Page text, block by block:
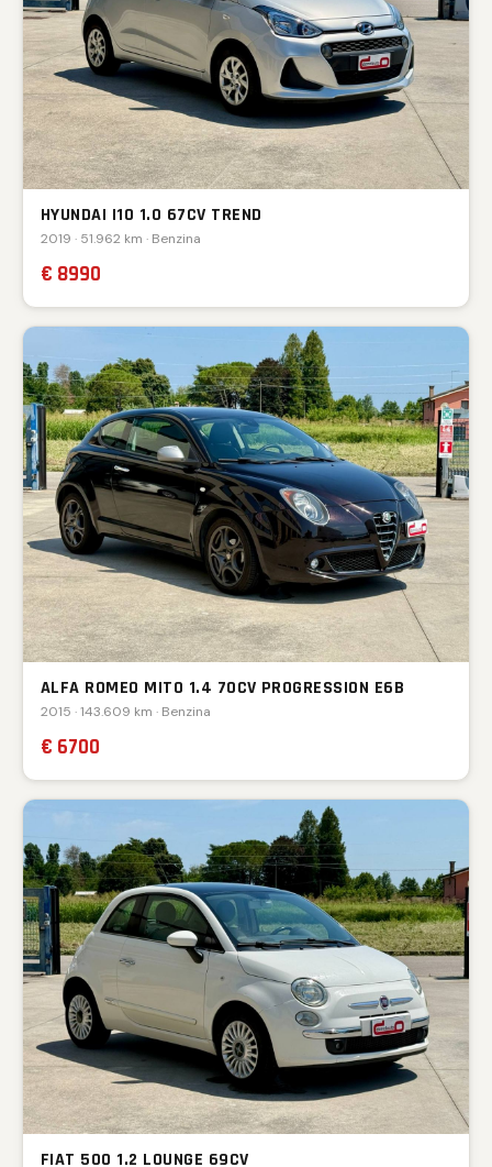
HYUNDAI I10 1.0 67CV TREND
2019 · 51.962 km · Benzina
€ 8990
ALFA ROMEO MITO 1.4 70CV PROGRESSION E6B
2015 · 143.609 km · Benzina
€ 6700
FIAT 500 1.2 LOUNGE 69CV